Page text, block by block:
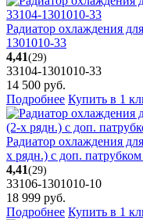
Радиатор охлаждения
1301010-33
4,41(29)
33104-1301010-33
14 500 руб.
Подробнее Купить в 1
Радиатор охлаждения
х рядн.) с доп.
4,41(29)
33106-1301010-10
18 999 руб.
Подробнее Купить в 1